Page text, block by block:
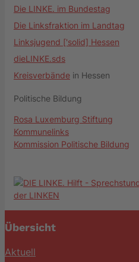
Die LINKE. im Bundestag
Die Linksfraktion im Landtag
Linksjugend ['solid] Hessen
dieLINKE.sds
Kreisverbände in Hessen
Politische Bildung
Rosa Luxemburg Stiftung
Kommunelinks
Kommission Politische Bildung
Übersicht
Aktuell